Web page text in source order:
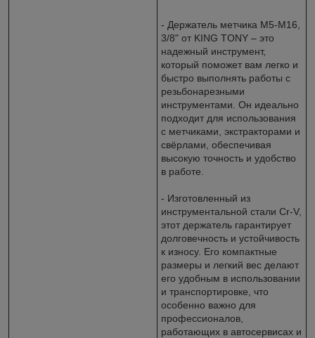
- Держатель метчика М5-М16,
3/8" от KING TONY – это
надежный инструмент,
который поможет вам легко и
быстро выполнять работы с
резьбонарезными
инструментами. Он идеально
подходит для использования
с метчиками, экстракторами и
свёрлами, обеспечивая
высокую точность и удобство
в работе.
- Изготовленный из
инструментальной стали Cr-V,
этот держатель гарантирует
долговечность и устойчивость
к износу. Его компактные
размеры и легкий вес делают
его удобным в использовании
и транспортировке, что
особенно важно для
профессионалов,
работающих в автосервисах и